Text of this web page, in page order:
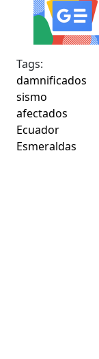
Tags:
damnificados
sismo
afectados
Ecuador
Esmeraldas